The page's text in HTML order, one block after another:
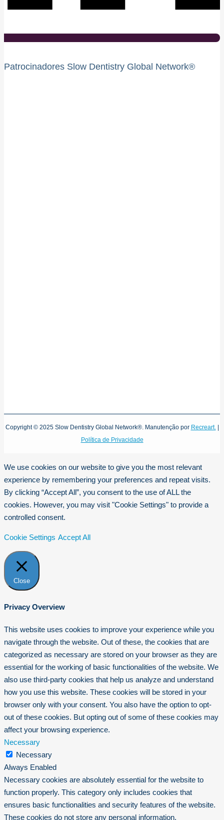
Patrocinadores Slow Dentistry Global Network®
Copyright © 2025 Slow Dentistry Global Network®. Manutenção por Recreart. |
Política de Privacidade
We use cookies on our website to give you the most relevant
experience by remembering your preferences and repeat visits.
By clicking “Accept All”, you consent to the use of ALL the
cookies. However, you may visit "Cookie Settings" to provide a
controlled consent.
Cookie Settings Accept All
Close
Privacy Overview
This website uses cookies to improve your experience while you
navigate through the website. Out of these, the cookies that are
categorized as necessary are stored on your browser as they are
essential for the working of basic functionalities of the website. We
also use third-party cookies that help us analyze and understand
how you use this website. These cookies will be stored in your
browser only with your consent. You also have the option to opt-
out of these cookies. But opting out of some of these cookies may
affect your browsing experience.
Necessary
Necessary
Always Enabled
Necessary cookies are absolutely essential for the website to
function properly. This category only includes cookies that
ensures basic functionalities and security features of the website.
These cookies do not store any personal information.